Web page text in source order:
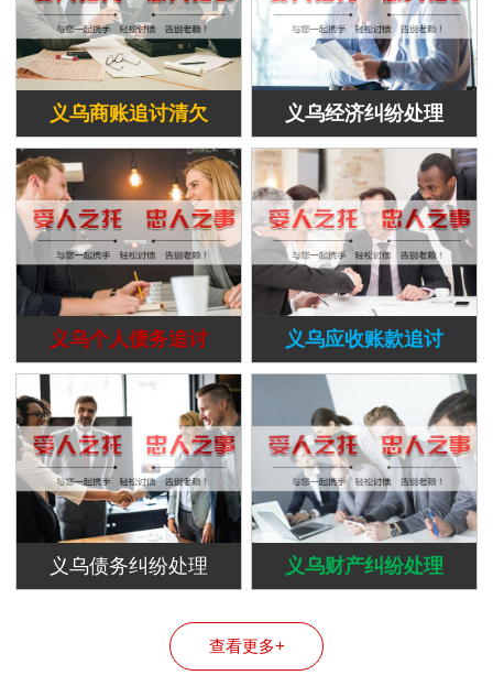
义乌商账追讨清欠 义乌经济纠纷处理
义乌个人债务追讨 义乌应收账款追讨
义乌债务纠纷处理 义乌财产纠纷处理
查看更多+